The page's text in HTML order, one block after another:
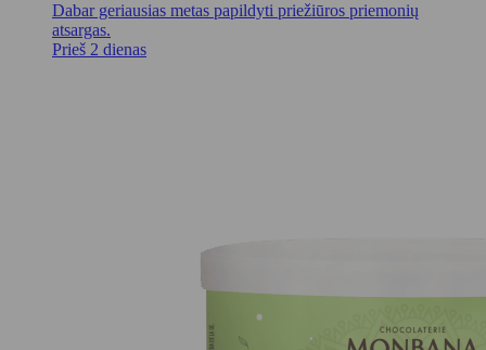
Dabar geriausias metas papildyti priežiūros priemonių
atsargas.
Prieš 2 dienas